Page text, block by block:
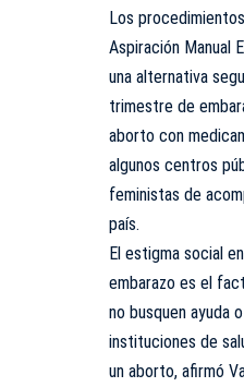
Los
Aspiración Manual
una alternativa
trimestre de
aborto con
algunos centros
feministas de
país.
El estigma social
embarazo es el
no busquen ayuda
instituciones de
un aborto, afirmó